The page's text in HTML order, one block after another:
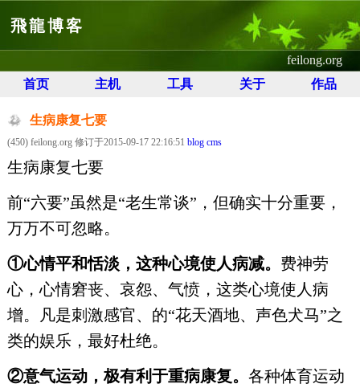
飛龍博客
feilong.org
首页
主机 工具 关于 作品
生病康复七要
(450) feilong.org 修订于2015-09-17 22:16:51 blog cms
生病康复七要
前“六要”虽然是“老生常谈”，但确实十分重要，
万万不可忽略。
①心情平和恬淡，这种心境使人病减。 费神劳
心，心情窘丧、哀怨、气愤，这类心境使人病
增。凡是刺激感官、的“花天酒地、声色犬马”之
类的娱乐，最好杜绝。
②意气运动，极有利于重病康复。 各种体育运动